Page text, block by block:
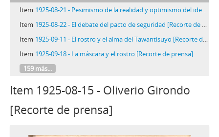
Item 1925-08-21 - Pesimismo de la realidad y optimismo del ideal [Recorte de prensa]
Item 1925-08-22 - El debate del pacto de seguridad [Recorte de prensa]
Item 1925-09-11 - El rostro y el alma del Tawantisuyo [Recorte de prensa]
Item 1925-09-18 - La máscara y el rostro [Recorte de prensa]
159 más...
Item 1925-08-15 - Oliverio Girondo
[Recorte de prensa]